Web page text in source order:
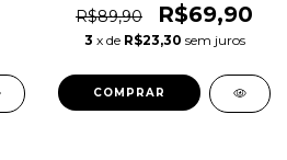
R$89,90 R$69,90
3 x de R$23,30 sem juros
COMPRAR